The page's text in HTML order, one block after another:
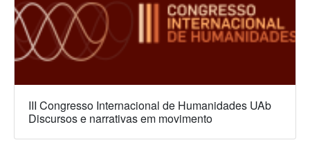
III Congresso Internacional de Humanidades UAb
Discursos e narrativas em movimento